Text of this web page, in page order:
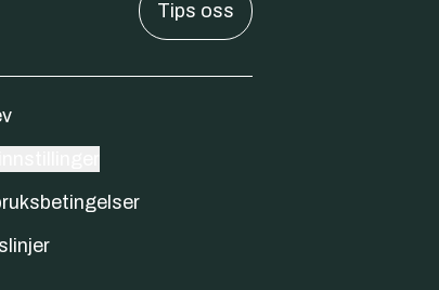
Tips oss